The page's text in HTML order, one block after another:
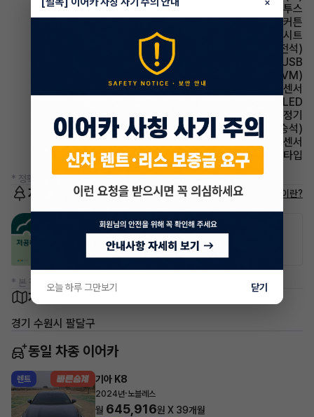
유무선단자 블루투스
에어백 커튼
시트 가죽시트
시트 통풍시트(운전석)
유무선단자 USB
주차보조 어라운드뷰(AVM)
주차보조 전방감지센서
헤드램프 LED
에어컨 공기청정기
시트 통풍시트(동승석)
주차보조 후방감지센서
헤드램프 프로젝션 타입
* 정확한 정보는 판매자와 반드시 확인하시기 바랍니다.
저공해차량 정보 저공해차량이란?
공항주차장
50% 할인
공영주차장
50% 할인
* 본 정보는 지자체마다 다를 수 있으니 실제 정보와 확인해 주세요.
차량 위치
경기 수원시 팔달구
동일 차종 이어카
렌트 기아 K8
2024년·노블레스
월 645,916원 X 39개월
오늘 하루 그만보기 닫기